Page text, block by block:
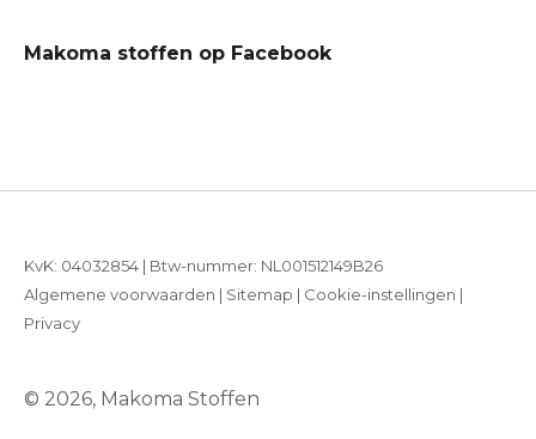
Makoma stoffen op Facebook
© 2026, Makoma Stoffen
KvK: 04032854 | Btw-nummer: NL001512149B26
Algemene voorwaarden | Sitemap | Cookie-instellingen |
Privacy